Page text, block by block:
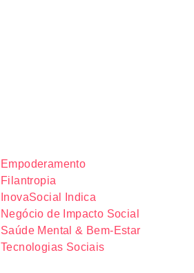
Empoderamento
Filantropia
InovaSocial Indica
Negócio de Impacto Social
Saúde Mental & Bem-Estar
Tecnologias Sociais